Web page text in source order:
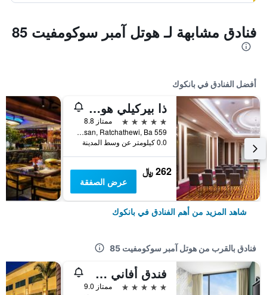
فنادق مشابهة لـ هوتل آمبر سوكومفيت 85
أفضل الفنادق في بانكوك
ذا بيركيلي هوتل براتونام
5 نجوم
ممتاز 8.8
559 Ratcharaprarop Rd., Makkasan, Ratchathewi, Ba, بانكوك, تايلاند
0.0 كيلومتر عن وسط المدينة
262 ﷼
عرض الصفقة
شاهد المزيد من أهم الفنادق في بانكوك
فنادق بالقرب من هوتل آمبر سوكومفيت 85
فندق أفاني سوخومويت بانكوك
5 نجوم
ممتاز 9.0